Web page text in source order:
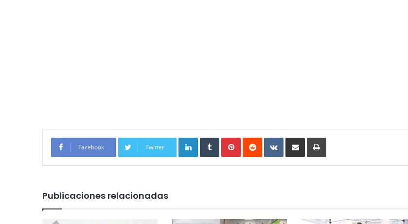
Facebook Twitter
LinkedInTumblrPinterestReddit VKontakteCompartir por correo electrónicoImprimir
Publicaciones relacionadas